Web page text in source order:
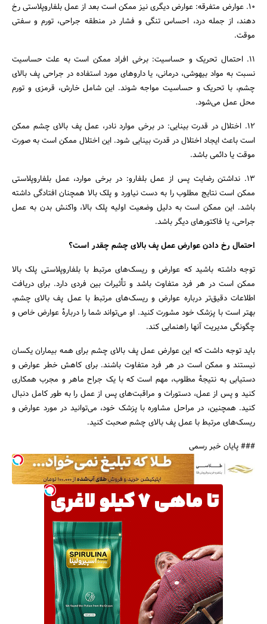
10. عوارض متفرقه: عوارض دیگری نیز ممکن است بعد از عمل بلفاروپلاستی رخ
دهند، از جمله درد، احساس تنگی و فشار در منطقه جراحی، تورم و سفتی
موقت.
11. احتمال تحریک و حساسیت: برخی افراد ممکن است به علت حساسیت
نسبت به مواد بیهوشی، درمانی، یا داروهای مورد استفاده در جراحی پف بالای
چشم، با تحریک و حساسیت مواجه شوند. این شامل خارش، قرمزی و تورم
محل عمل می‌شود.
12. اختلال در قدرت بینایی: در برخی موارد نادر، عمل پف بالای چشم ممکن
است باعث ایجاد اختلال در قدرت بینایی شود. این اختلال ممکن است به صورت
موقت یا دائمی باشد.
13. نداشتن رضایت پس از عمل بلفارو: در برخی موارد، عمل بلفاروپلاستی
ممکن است نتایج مطلوب را به دست نیاورد و پلک بالا همچنان افتادگی داشته
باشد. این ممکن است به دلیل وضعیت اولیه پلک بالا، واکنش بدن به عمل
جراحی، یا فاکتورهای دیگر باشد.
احتمال رخ دادن عوارض عمل پف بالای چشم چقدر است؟
توجه داشته باشید که عوارض و ریسک‌های مرتبط با بلفاروپلاستی پلک بالا
ممکن است در هر فرد متفاوت باشد و تأثیرات بین فردی دارد. برای دریافت
اطلاعات دقیق‌تر درباره عوارض و ریسک‌های مرتبط با عمل پف بالای چشم،
بهتر است با پزشک خود مشورت کنید. او می‌تواند شما را دربارهٔ عوارض خاص و
چگونگی مدیریت آنها راهنمایی کند.
باید توجه داشت که این عوارض عمل پف بالای چشم برای همه بیماران یکسان
نیستند و ممکن است در هر فرد متفاوت باشند. برای کاهش خطر عوارض و
دستیابی به نتیجهٔ مطلوب، مهم است که با یک جراح ماهر و مجرب همکاری
کنید و پس از عمل، دستورات و مراقبت‌های پس از عمل را به طور کامل دنبال
کنید. همچنین، در مراحل مشاوره با پزشک خود، می‌توانید در مورد عوارض و
ریسک‌های مرتبط با عمل پف بالای چشم صحبت کنید.
### پایان خبر رسمی